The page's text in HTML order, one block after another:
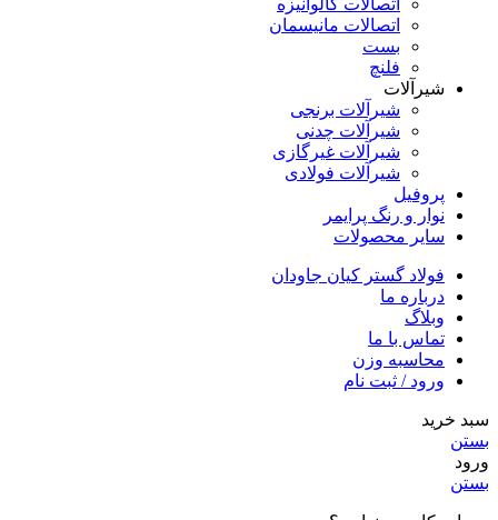
اتصالات گالوانیزه
اتصالات مانیسمان
بست
فلنچ
شیرآلات
شیرآلات برنجی
شیرآلات چدنی
شیرآلات غیرگازی
شیرآلات فولادی
پروفیل
نوار و رنگ پرایمر
سایر محصولات
فولاد گستر کیان جاودان
درباره ما
وبلاگ
تماس با ما
محاسبه وزن
ورود / ثبت نام
سبد خرید
بستن
ورود
بستن